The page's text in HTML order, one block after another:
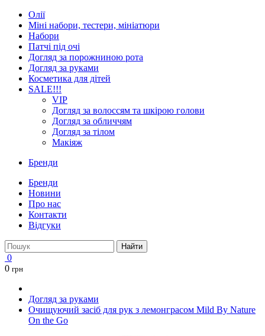
Олії
Міні набори, тестери, мініатюри
Набори
Патчі під очі
Догляд за порожниною рота
Догляд за руками
Косметика для дітей
SALE!!!
VIP
Догляд за волоссям та шкірою голови
Догляд за обличчям
Догляд за тілом
Макіяж
Бренди
Бренди
Новини
Про нас
Контакти
Відгуки
Найти
0
0 грн
Догляд за руками
Очищуючий засіб для рук з лемонграсом Mild By Nature
On the Go